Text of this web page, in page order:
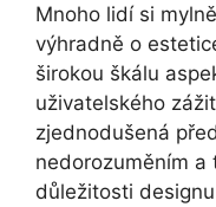
Mnoho lidí si
výhradně o
širokou škálu
uživatelského
zjednodušená
nedorozuměním a
důležitosti